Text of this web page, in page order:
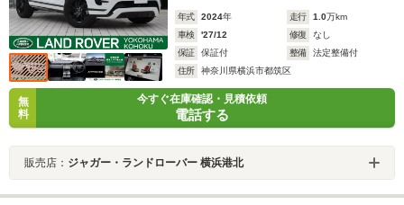
年式 2024年 走行 1.0万km
車検
'27/12 修復
なし
保証
保証付 整備
法定整備付
住所
神奈川県横浜市都筑区
無
料
今すぐ在庫確認・見積依頼
電話する
販売店： ジャガー・ランドローバー 横浜港北